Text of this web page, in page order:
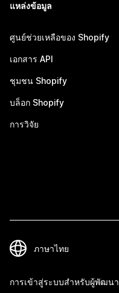
แหล่งข้อมูล
ศูนย์ช่วยเหลือของ Shopify
เอกสาร API
ชุมชน Shopify
บล็อก Shopify
การวิจัย
การเข้าสู่ระบบสำหรับผู้พัฒนา